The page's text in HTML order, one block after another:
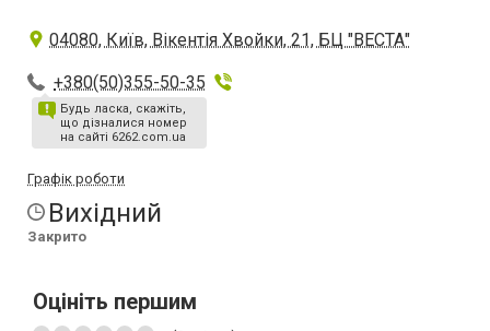
04080, Київ, Вікентія Хвойки, 21, БЦ "ВЕСТА"
+380(50)355-50-35
Будь ласка, скажіть,
що дізналися номер
на сайті 6262.com.ua
Графік роботи
Вихідний
Закрито
Оцініть першим